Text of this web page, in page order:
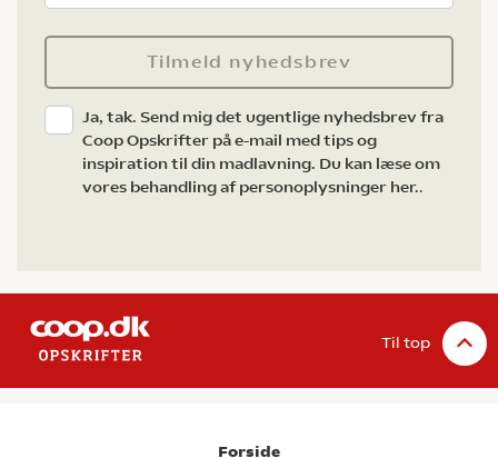
Tilmeld nyhedsbrev
Ja, tak. Send mig det ugentlige nyhedsbrev fra
Coop Opskrifter på e-mail med tips og
inspiration til din madlavning. Du kan læse om
vores behandling af personoplysninger her..
Til top
Forside